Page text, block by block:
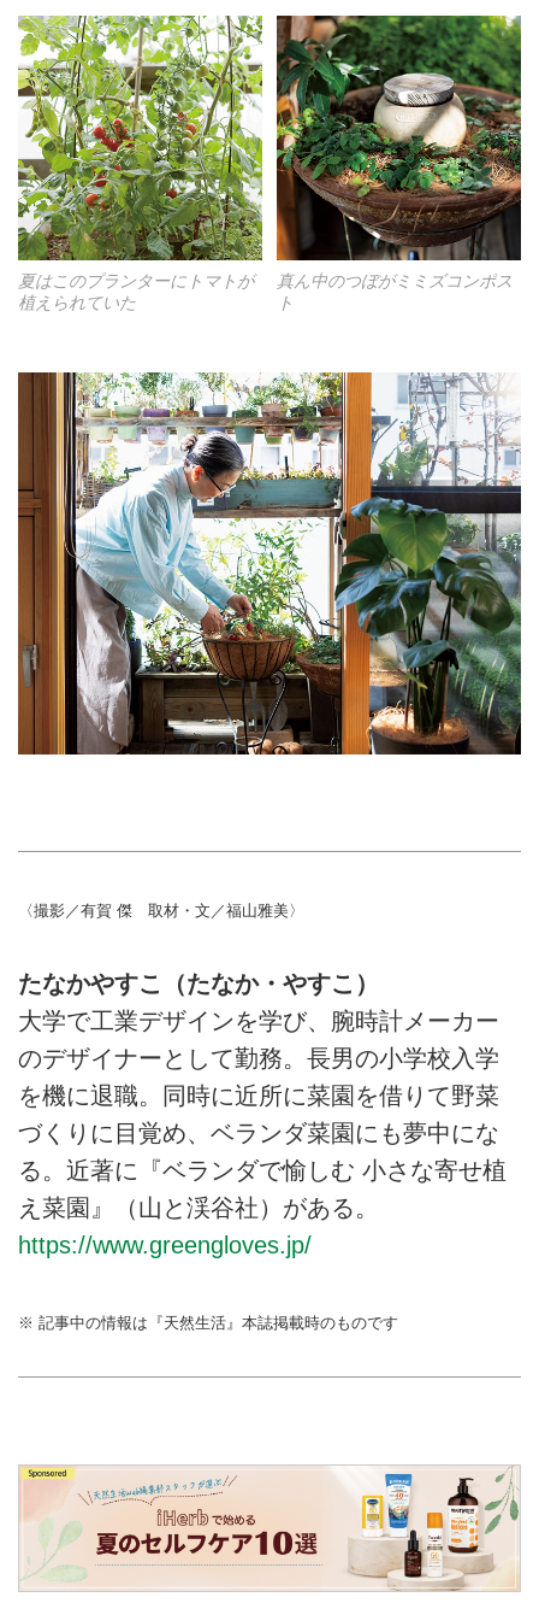
夏はこのプランターにトマトが
植えられていた
真ん中のつぼがミミズコンポス
ト
〈撮影／有賀 傑 取材・文／福山雅美〉
たなかやすこ（たなか・やすこ）
大学で工業デザインを学び、腕時計メーカー
のデザイナーとして勤務。長男の小学校入学
を機に退職。同時に近所に菜園を借りて野菜
づくりに目覚め、ベランダ菜園にも夢中にな
る。近著に『ベランダで愉しむ 小さな寄せ植
え菜園』（山と渓谷社）がある。
https://www.greengloves.jp/
※ 記事中の情報は『天然生活』本誌掲載時のものです